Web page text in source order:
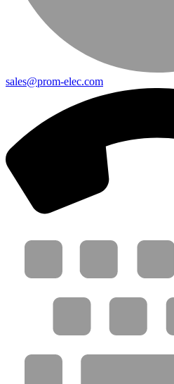
sales@prom-elec.com